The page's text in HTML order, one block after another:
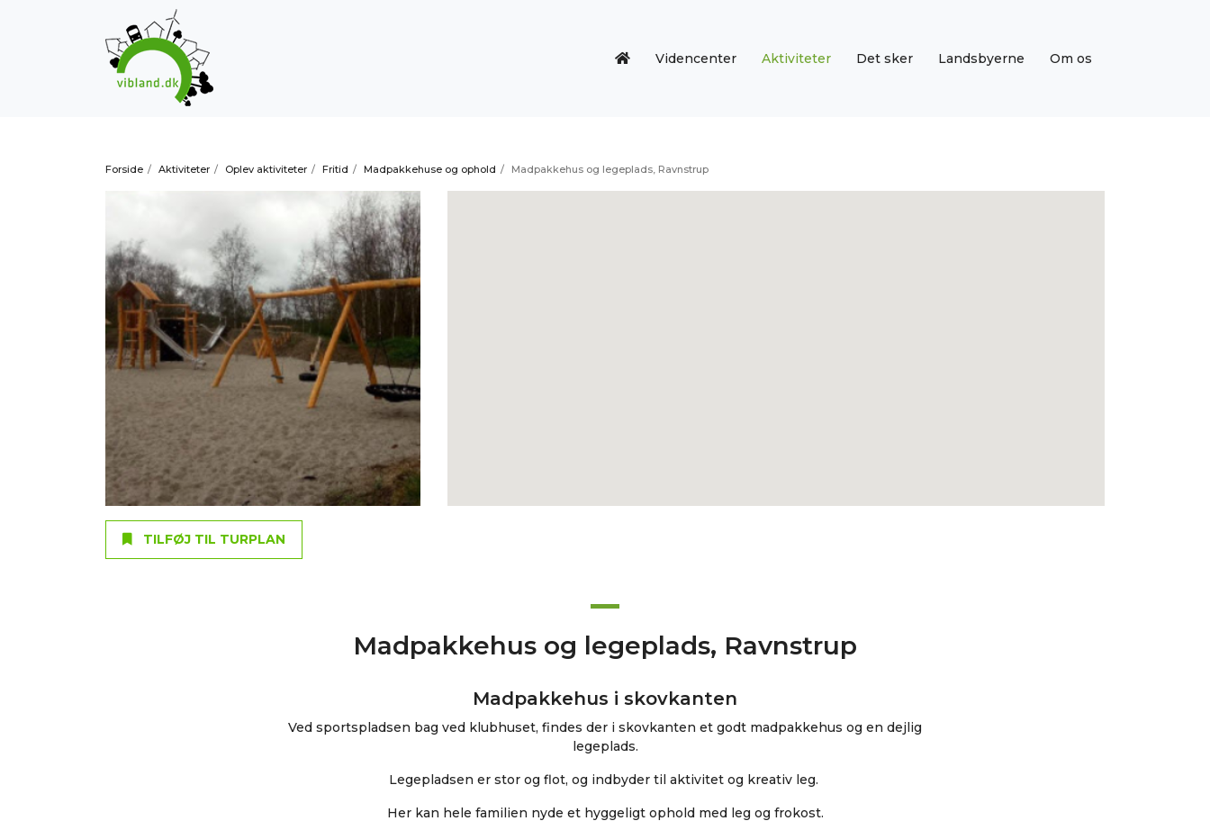
Videncenter Aktiviteter Det sker Landsbyerne Om os
Forside / Aktiviteter / Oplev aktiviteter / Fritid / Madpakkehuse og ophold / Madpakkehus og legeplads, Ravnstrup
TILFØJ TIL TURPLAN
Madpakkehus og legeplads, Ravnstrup
Madpakkehus i skovkanten
Ved sportspladsen bag ved klubhuset, findes der i skovkanten et godt madpakkehus og en dejlig
legeplads.
Legepladsen er stor og flot, og indbyder til aktivitet og kreativ leg.
Her kan hele familien nyde et hyggeligt ophold med leg og frokost.